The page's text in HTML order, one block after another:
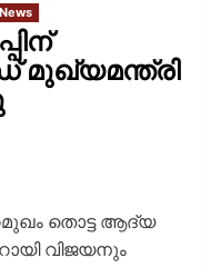
News
മുഖ്യമന്ത്രി
തൊട്ട ആദ്യ
വിജയനും